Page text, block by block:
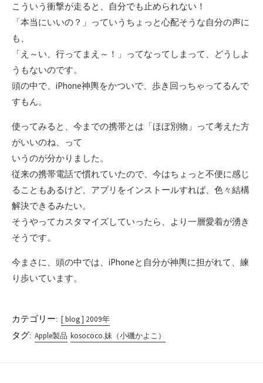
こういう衝撃が走ると、自分でも止められない！
「本当にいいの？」っていうちょっと心配そうな自分の声に
も、
「え～い、行ってまえ～！」ってなってしまって、どうしよ
うもないのです。
頭の中で、iPhone神輿をかついで、歩き回っちゃってるんで
すもん。
使ってみると、今までの携帯とは「ほぼ別物」って考えた方
がいいのね、って
いうのが分かりました。
従来の携帯電話で慣れていたので、今はちょっと不便に感じ
ることもあるけど、アプリをインストールすれば、色々結構
解決できるみたい。
そうやってカスタマイズしていったら、より一層愛着が湧き
そうです。
今まさに、頭の中では、iPhoneと自分が神輿に担がれて、練
り歩いています。
カテゴリー: [ blog ] 2009年
タグ: Apple製品 kosococo.妹（小磯かよこ）